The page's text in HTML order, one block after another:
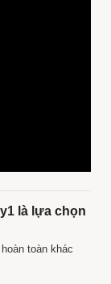
là lựa chọn
toàn khác